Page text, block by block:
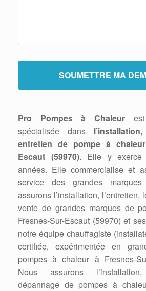
Pro Pompes à Chaleur
spécialisée dans
entretien de pompe à
Escaut (59970). Elle y exerce
années. Elle commercialise et
service des grandes
assurons l’installation,
vente de grandes marques de
Fresnes-Sur-Escaut (59970) et
notre équipe chauffagiste
certifiée, expérimentée en
pompes à chaleur à Fresnes-
Nous assurons
dépannage de pompes à